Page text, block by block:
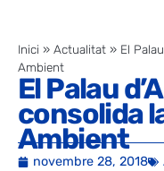
Inici » Actualitat » El
Ambient
El Palau
consolida
Ambient
novembre 28, 2018